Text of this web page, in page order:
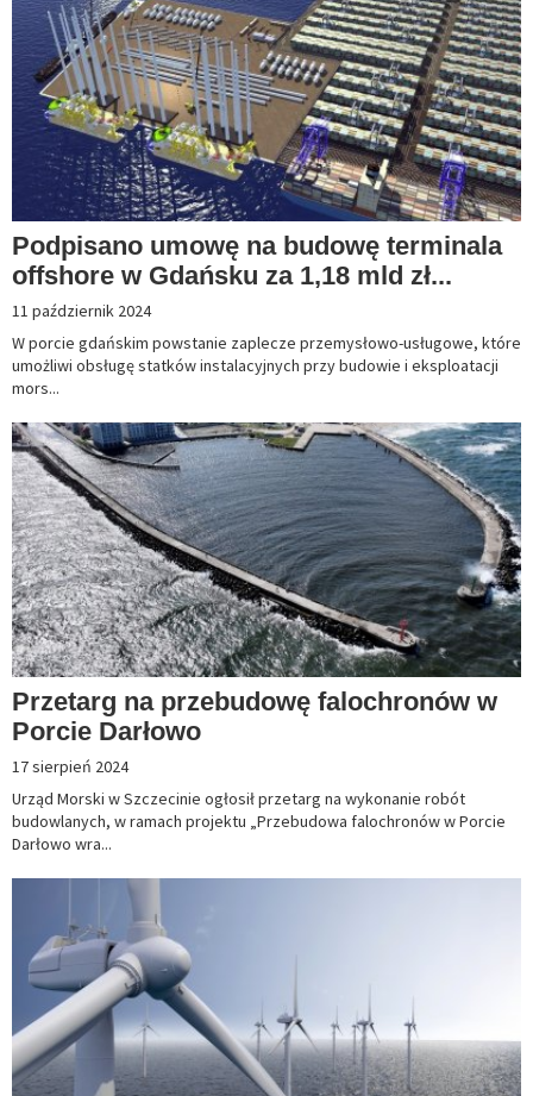
Podpisano umowę na budowę terminala
offshore w Gdańsku za 1,18 mld zł...
11 październik 2024
W porcie gdańskim powstanie zaplecze przemysłowo-usługowe, które
umożliwi obsługę statków instalacyjnych przy budowie i eksploatacji
mors...
Przetarg na przebudowę falochronów w
Porcie Darłowo
17 sierpień 2024
Urząd Morski w Szczecinie ogłosił przetarg na wykonanie robót
budowlanych, w ramach projektu „Przebudowa falochronów w Porcie
Darłowo wra...